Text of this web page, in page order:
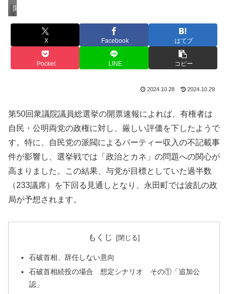
トレンド
聞
X Facebook はてブ
Pocket LINE コピー
2024.10.28 2024.10.29
第50回衆議院議員総選挙の開票速報によれば、有権者は
自民・公明両党の政権に対し、厳しい評価を下したようで
す。特に、自民党の派閥によるパーティー収入の不記載事
件が影響し、選挙戦では「政治とカネ」の問題への関心が
高まりました。この結果、与党が目標としていた過半数
（233議席）を下回る見通しとなり、永田町では波乱の政
局が予想されます。
もくじ
石破首相、辞任しない意向
石破首相続投の場合 想定シナリオ その①「追加公
認」